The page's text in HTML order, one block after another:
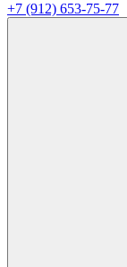
+7 (912) 653-75-77